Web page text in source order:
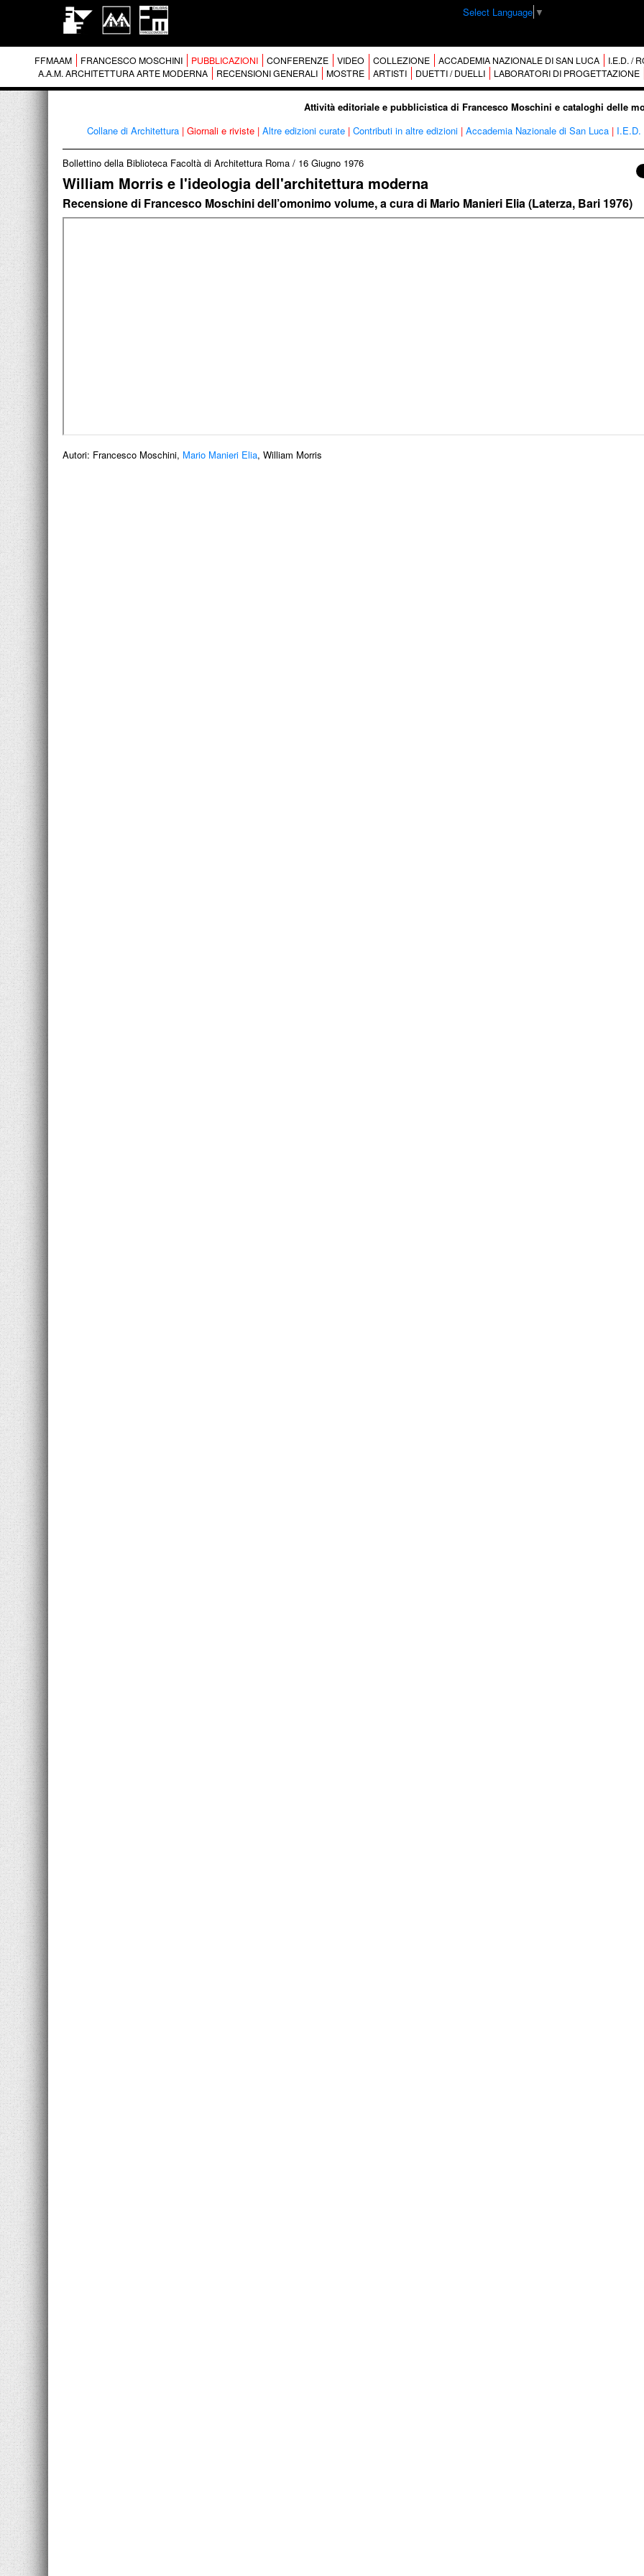
Select Language ▼
FFMAAM FRANCESCO MOSCHINI PUBBLICAZIONI CONFERENZE VIDEO COLLEZIONE ACCADEMIA NAZIONALE DI SAN LUCA I.E.D. /
A.A.M. ARCHITETTURA ARTE MODERNA
RECENSIONI GENERALI MOSTRE ARTISTI DUETTI / DUELLI LABORATORI DI PROGETTAZIONE
Attività editoriale e pubblicistica di Francesco Moschini e cataloghi delle
Collane di Architettura | Giornali e riviste | Altre edizioni curate | Contributi in altre edizioni | Accademia Nazionale di San Luca | I.E.D.
Bollettino della Biblioteca Facoltà di Architettura Roma / 16 Giugno 1976
William Morris e l'ideologia dell'architettura moderna
Recensione di Francesco Moschini dell’omonimo volume, a cura di Mario Manieri Elia (Laterza, Bari 1976)
Autori: Francesco Moschini, Mario Manieri Elia, William Morris